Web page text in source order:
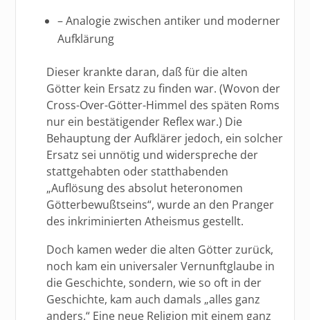
– Analogie zwischen antiker und moderner
Aufklärung
Dieser krankte daran, daß für die alten
Götter kein Ersatz zu finden war. (Wovon der
Cross-Over-Götter-Himmel des späten Roms
nur ein bestätigender Reflex war.) Die
Behauptung der Aufklärer jedoch, ein solcher
Ersatz sei unnötig und widerspreche der
stattgehabten oder statthabenden
„Auflösung des absolut heteronomen
Götterbewußtseins“, wurde an den Pranger
des inkriminierten Atheismus gestellt.
Doch kamen weder die alten Götter zurück,
noch kam ein universaler Vernunftglaube in
die Geschichte, sondern, wie so oft in der
Geschichte, kam auch damals „alles ganz
anders.“ Eine neue Religion mit einem ganz